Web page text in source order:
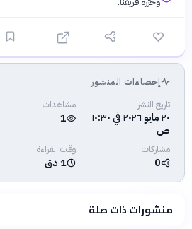
فلسفتنا المعرفية·سياسة الذكاء الاصطناعيإحصاءات المنشور
تاريخ النشر
٢٠ مايو ٢٠٢٦ في ١٠:٣٠
ص
مشاهدات
1
مشاركات
0
وقت القراءة
1 دق
منشورات ذات صلة